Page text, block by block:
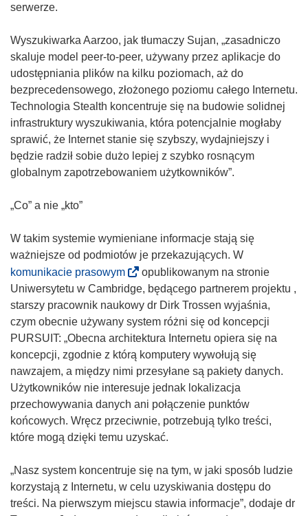
serwerze.
Wyszukiwarka Aarzoo, jak tłumaczy Sujan, „zasadniczo
skaluje model peer-to-peer, używany przez aplikacje do
udostępniania plików na kilku poziomach, aż do
bezprecedensowego, złożonego poziomu całego Internetu.
Technologia Stealth koncentruje się na budowie solidnej
infrastruktury wyszukiwania, która potencjalnie mogłaby
sprawić, że Internet stanie się szybszy, wydajniejszy i
będzie radził sobie dużo lepiej z szybko rosnącym
globalnym zapotrzebowaniem użytkowników”.
„Co” a nie „kto”
W takim systemie wymieniane informacje stają się
ważniejsze od podmiotów je przekazujących. W
komunikacie prasowym(
o
d
n
o
ś
n
i
k
o
t
o
r
z
opublikowanym na stronie
Uniwersytetu w Cambridge, będącego partnerem projektu ,
starszy pracownik naukowy dr Dirk Trossen wyjaśnia,
czym obecnie używany system różni się od koncepcji
PURSUIT: „Obecna architektura Internetu opiera się na
koncepcji, zgodnie z którą komputery wywołują się
nawzajem, a między nimi przesyłane są pakiety danych.
Użytkowników nie interesuje jednak lokalizacja
przechowywania danych ani połączenie punktów
końcowych. Wręcz przeciwnie, potrzebują tylko treści,
które mogą dzięki temu uzyskać.
„Nasz system koncentruje się na tym, w jaki sposób ludzie
korzystają z Internetu, w celu uzyskiwania dostępu do
treści. Na pierwszym miejscu stawia informacje”, dodaje dr